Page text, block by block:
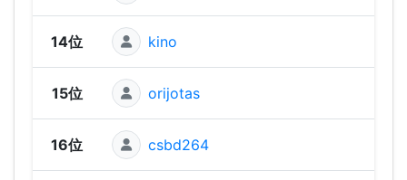
14位 kino
15位 orijotas
16位 csbd264